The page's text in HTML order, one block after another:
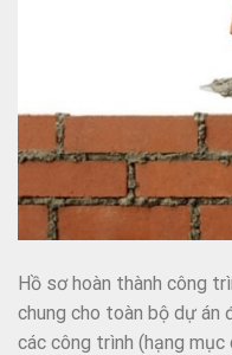
Hồ sơ hoàn thành công
chung cho toàn bộ dự án
các công trình (hạng